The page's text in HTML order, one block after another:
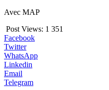
Avec MAP
Post Views: 1 351
Facebook
Twitter
WhatsApp
Linkedin
Email
Telegram